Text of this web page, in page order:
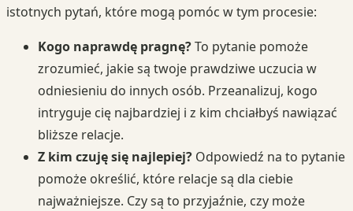
istotnych pytań, które mogą pomóc w tym procesie:
Kogo naprawdę pragnę?To pytanie pomoże
zrozumieć, jakie są twoje prawdziwe uczucia w
odniesieniu do innych osób. Przeanalizuj, kogo
intryguje cię najbardziej i z kim chciałbyś nawiązać
bliższe relacje.
Z kim czuję się najlepiej? Odpowiedź na to pytanie
pomoże określić, które relacje są dla ciebie
najważniejsze. Czy są to przyjaźnie, czy może